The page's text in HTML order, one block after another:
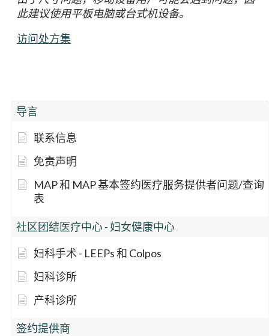
导言
联系信息
免责声明
MAP 和 MAP 基本签约医疗服务提供者问题/查询
表
社区团结医疗中心 - 妇女健康中心
妇科手术 - LEEPs 和 Colpos
妇科诊所
产科诊所
签约提供商
此建议使用平板电脑或台式机设备。
访问处方集